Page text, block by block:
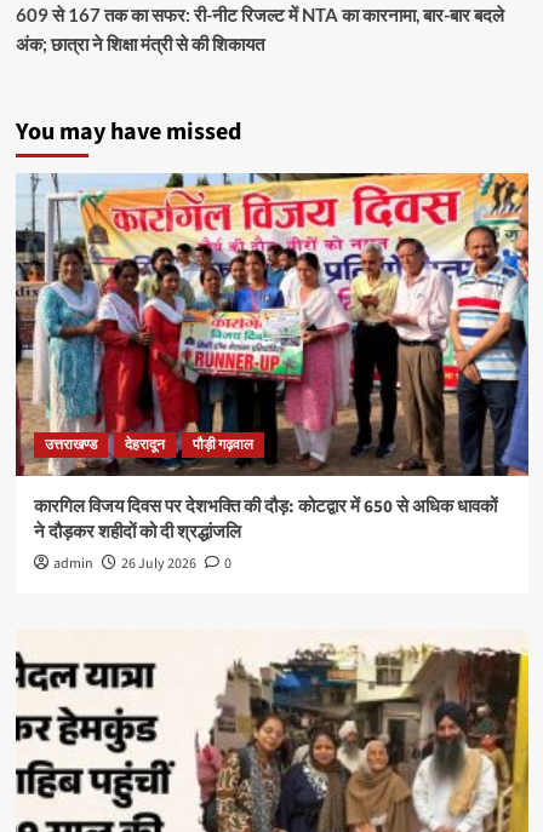
609 से 167 तक का सफर: री-नीट रिजल्ट में NTA का कारनामा, बार-बार बदले
अंक; छात्रा ने शिक्षा मंत्री से की शिकायत
You may have missed
उत्तराखण्ड देहरादून पौड़ी गढ़वाल
कारगिल विजय दिवस पर देशभक्ति की दौड़: कोटद्वार में 650 से अधिक धावकों
ने दौड़कर शहीदों को दी श्रद्धांजलि
admin 26 July 2026 0